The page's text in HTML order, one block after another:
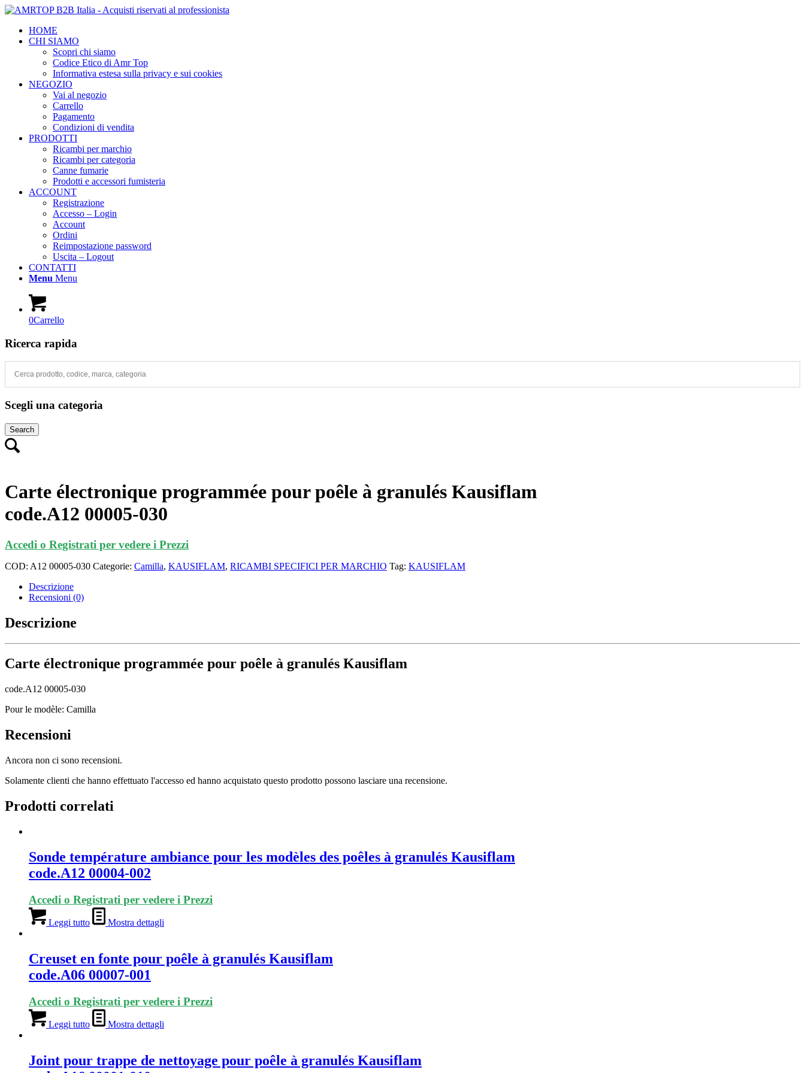
HOME
CHI SIAMO
Scopri chi siamo
Codice Etico di Amr Top
Informativa estesa sulla privacy e sui cookies
NEGOZIO
Vai al negozio
Carrello
Pagamento
Condizioni di vendita
PRODOTTI
Ricambi per marchio
Ricambi per categoria
Canne fumarie
Prodotti e accessori fumisteria
ACCOUNT
Registrazione
Accesso – Login
Account
Ordini
Reimpostazione password
Uscita – Logout
CONTATTI
Menu Menu
0Carrello
Ricerca rapida
Scegli una categoria
Search
Carte électronique programmée pour poêle à granulés Kausiflam
code.A12 00005-030
Accedi o Registrati per vedere i Prezzi
COD: A12 00005-030 Categorie: Camilla, KAUSIFLAM, RICAMBI SPECIFICI PER MARCHIO Tag: KAUSIFLAM
Descrizione
Recensioni (0)
Descrizione
Carte électronique programmée pour poêle à granulés Kausiflam
code.A12 00005-030
Pour le modèle: Camilla
Recensioni
Ancora non ci sono recensioni.
Solamente clienti che hanno effettuato l'accesso ed hanno acquistato questo prodotto possono lasciare una recensione.
Prodotti correlati
Sonde température ambiance pour les modèles des poêles à granulés Kausiflam
code.A12 00004-002
Accedi o Registrati per vedere i Prezzi
Leggi tutto Mostra dettagli
Creuset en fonte pour poêle à granulés Kausiflam
code.A06 00007-001
Accedi o Registrati per vedere i Prezzi
Leggi tutto Mostra dettagli
Joint pour trappe de nettoyage pour poêle à granulés Kausiflam